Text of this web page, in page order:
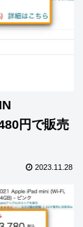
円で販売
2023.11.28